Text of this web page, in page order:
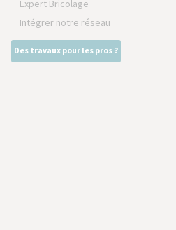
Expert Bricolage
Intégrer notre réseau
Des travaux pour les pros ?